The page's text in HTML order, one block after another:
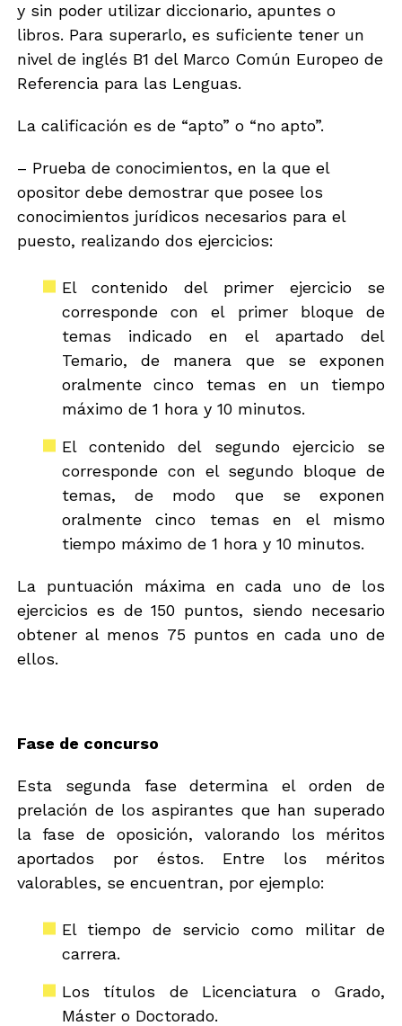
y sin poder utilizar diccionario, apuntes o
libros. Para superarlo, es suficiente tener un
nivel de inglés B1 del Marco Común Europeo de
Referencia para las Lenguas.
La calificación es de “apto” o “no apto”.
– Prueba de conocimientos, en la que el
opositor debe demostrar que posee los
conocimientos jurídicos necesarios para el
puesto, realizando dos ejercicios:
El contenido del primer ejercicio se
corresponde con el primer bloque de
temas indicado en el apartado del
Temario, de manera que se exponen
oralmente cinco temas en un tiempo
máximo de 1 hora y 10 minutos.
El contenido del segundo ejercicio se
corresponde con el segundo bloque de
temas, de modo que se exponen
oralmente cinco temas en el mismo
tiempo máximo de 1 hora y 10 minutos.
La puntuación máxima en cada uno de los
ejercicios es de 150 puntos, siendo necesario
obtener al menos 75 puntos en cada uno de
ellos.
Fase de concurso
Esta segunda fase determina el orden de
prelación de los aspirantes que han superado
la fase de oposición, valorando los méritos
aportados por éstos. Entre los méritos
valorables, se encuentran, por ejemplo:
El tiempo de servicio como militar de
carrera.
Los títulos de Licenciatura o Grado,
Máster o Doctorado.